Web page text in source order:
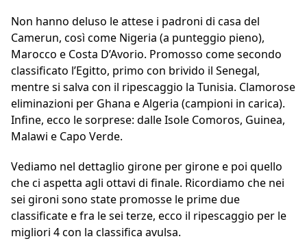
Non hanno deluso le attese i padroni di casa del
Camerun, così come Nigeria (a punteggio pieno),
Marocco e Costa D’Avorio. Promosso come secondo
classificato l’Egitto, primo con brivido il Senegal,
mentre si salva con il ripescaggio la Tunisia. Clamorose
eliminazioni per Ghana e Algeria (campioni in carica).
Infine, ecco le sorprese: dalle Isole Comoros, Guinea,
Malawi e Capo Verde.
Vediamo nel dettaglio girone per girone e poi quello
che ci aspetta agli ottavi di finale. Ricordiamo che nei
sei gironi sono state promosse le prime due
classificate e fra le sei terze, ecco il ripescaggio per le
migliori 4 con la classifica avulsa.